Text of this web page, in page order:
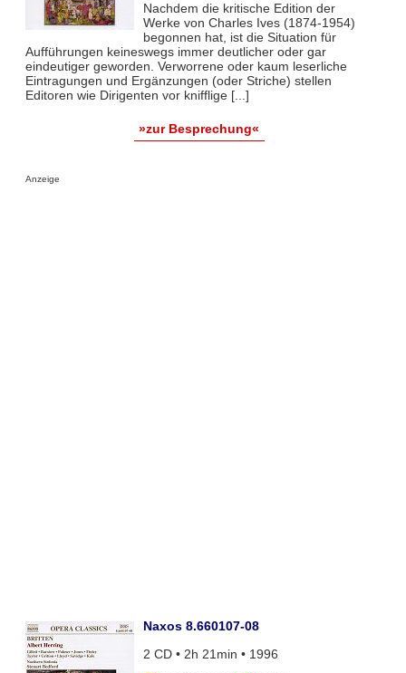
Nachdem die kritische Edition der
Werke von Charles Ives (1874-1954)
begonnen hat, ist die Situation für
Aufführungen keineswegs immer deutlicher oder gar
eindeutiger geworden. Verworrene oder kaum leserliche
Eintragungen und Ergänzungen (oder Striche) stellen
Editoren wie Dirigenten vor knifflige [...]
»zur Besprechung«
Anzeige
Naxos 8.660107-08
2 CD • 2h 21min • 1996